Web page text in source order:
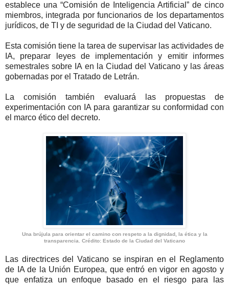
establece una “Comisión de Inteligencia Artificial” de cinco
miembros, integrada por funcionarios de los departamentos
jurídicos, de TI y de seguridad de la Ciudad del Vaticano.
Esta comisión tiene la tarea de supervisar las actividades de
IA, preparar leyes de implementación y emitir informes
semestrales sobre IA en la Ciudad del Vaticano y las áreas
gobernadas por el Tratado de Letrán.
La comisión también evaluará las propuestas de
experimentación con IA para garantizar su conformidad con
el marco ético del decreto.
Una brújula para orientar el camino con respeto a la dignidad, la ética y la
transparencia. Crédito: Estado de la Ciudad del Vaticano
Las directrices del Vaticano se inspiran en el Reglamento
de IA de la Unión Europea, que entró en vigor en agosto y
que enfatiza un enfoque basado en el riesgo para las